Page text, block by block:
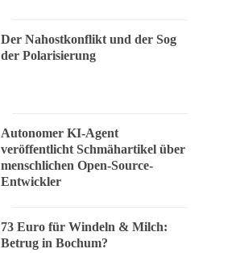
Der Nahostkonflikt und der Sog
der Polarisierung
Autonomer KI-Agent
veröffentlicht Schmähartikel über
menschlichen Open-Source-
Entwickler
73 Euro für Windeln & Milch:
Betrug in Bochum?